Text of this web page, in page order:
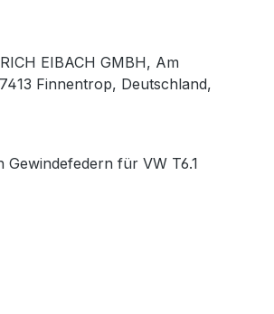
EIBACH GMBH, Am
Finnentrop, Deutschland,